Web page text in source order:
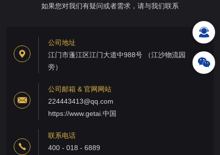
如果您对我们有疑问或者需求，请与我们联系
公司地址
江门市蓬江区江门大道中988号 （江沙物流园
旁）
公司邮箱 & 官网网站
224443413@qq.com
https://www.getai.中国
联系电话
400 - 018 - 6889